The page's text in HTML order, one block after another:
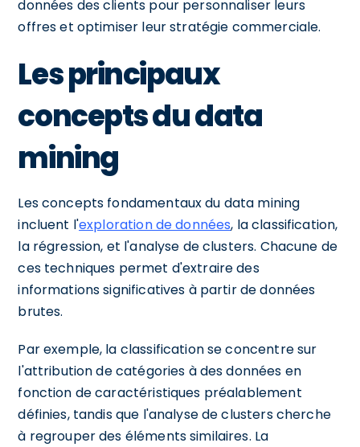
données des clients pour personnaliser leurs
offres et optimiser leur stratégie commerciale.
Les principaux
concepts du data
mining
Les concepts fondamentaux du data mining
incluent l'exploration de données, la classification,
la régression, et l'analyse de clusters. Chacune de
ces techniques permet d'extraire des
informations significatives à partir de données
brutes.
Par exemple, la classification se concentre sur
l'attribution de catégories à des données en
fonction de caractéristiques préalablement
définies, tandis que l'analyse de clusters cherche
à regrouper des éléments similaires. La